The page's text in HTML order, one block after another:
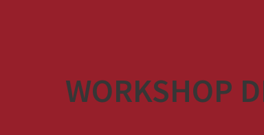
WORKSHOP